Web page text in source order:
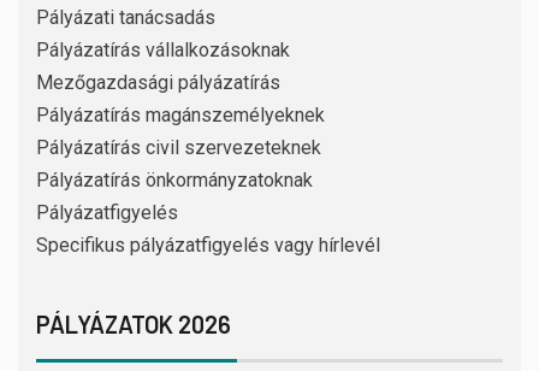
Pályázati tanácsadás
Pályázatírás vállalkozásoknak
Mezőgazdasági pályázatírás
Pályázatírás magánszemélyeknek
Pályázatírás civil szervezeteknek
Pályázatírás önkormányzatoknak
Pályázatfigyelés
Specifikus pályázatfigyelés vagy hírlevél
PÁLYÁZATOK 2026